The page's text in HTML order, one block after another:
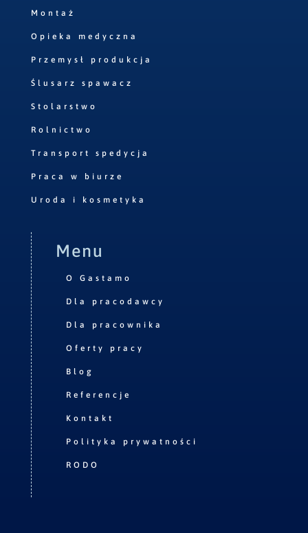
Montaż
Opieka medyczna
Przemysł produkcja
Ślusarz spawacz
Stolarstwo
Rolnictwo
Transport spedycja
Praca w biurze
Uroda i kosmetyka
Menu
O Gastamo
Dla pracodawcy
Dla pracownika
Oferty pracy
Blog
Referencje
Kontakt
Polityka prywatności
RODO